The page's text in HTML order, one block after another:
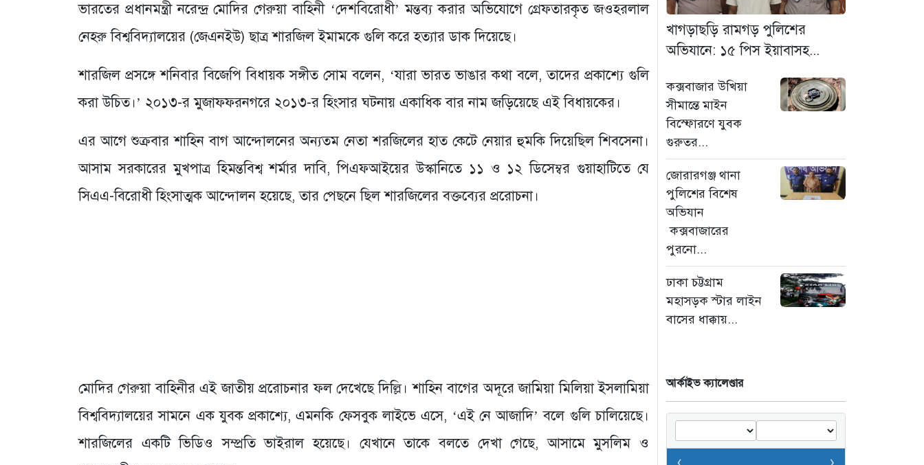
ভারতের প্রধানমন্ত্রী নরেন্দ্র মোদির গেরুয়া বাহিনী ‘দেশবিরোধী’ মন্তব্য করার অভিযোগে গ্রেফতারকৃত জওহরলাল
নেহরু বিশ্ববিদ্যালয়ের (জেএনইউ) ছাত্র শারজিল ইমামকে গুলি করে হত্যার ডাক দিয়েছে।
শারজিল প্রসঙ্গে শনিবার বিজেপি বিধায়ক সঙ্গীত সোম বলেন, ‘যারা ভারত ভাঙার কথা বলে, তাদের প্রকাশ্যে গুলি
করা উচিত।’ ২০১৩-র মুজাফফরনগরে ২০১৩-র হিংসার ঘটনায় একাধিক বার নাম জড়িয়েছে এই বিধায়কের।
এর আগে শুক্রবার শাহিন বাগ আন্দোলনের অন্যতম নেতা শরজিলের হাত কেটে নেয়ার হুমকি দিয়েছিল শিবসেনা।
আসাম সরকারের মুখপাত্র হিমন্তবিশ্ব শর্মার দাবি, পিএফআইয়ের উস্কানিতে ১১ ও ১২ ডিসেম্বর গুয়াহাটিতে যে
সিএএ-বিরোধী হিংসাত্মক আন্দোলন হয়েছে, তার পেছনে ছিল শারজিলের বক্তব্যের প্ররোচনা।
মোদির গেরুয়া বাহিনীর এই জাতীয় প্ররোচনার ফল দেখেছে দিল্লি। শাহিন বাগের অদূরে জামিয়া মিলিয়া ইসলামিয়া
বিশ্ববিদ্যালয়ের সামনে এক যুবক প্রকাশ্যে, এমনকি ফেসবুক লাইভে এসে, ‘এই নে আজাদি’ বলে গুলি চালিয়েছে।
শারজিলের একটি ভিডিও সম্প্রতি ভাইরাল হয়েছে। যেখানে তাকে বলতে দেখা গেছে, আসামে মুসলিম ও
৬ ঘণ্টা আগে
ঢাকা চট্টগ্রাম মহাসড়ক
স্টার লাইন বাসের ধাক্কায়
অটোরিকশা চালক নিহত
৮৫ জন
১০ ঘণ্টা আগে
প্রধানমন্ত্রী: সমন্বিত
উদ্যোগের তাগিদ
১০ ঘণ্টা আগে
খাগড়াছড়ি রামগড় পুলিশের
অভিযানে: ১৫ পিস ইয়াবাসহ...
কক্সবাজার উখিয়া
সীমান্তে মাইন
বিস্ফোরণে যুবক
গুরুতর...
জোরারগঞ্জ থানা
পুলিশের বিশেষ
অভিযান
কক্সবাজারের
পুরনো...
ঢাকা চট্টগ্রাম
মহাসড়ক স্টার লাইন
বাসের ধাক্কায়...
আর্কাইভ ক্যালেণ্ডার